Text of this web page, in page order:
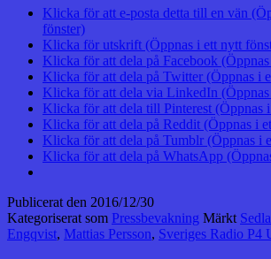
Klicka för att e-posta detta till en vän
fönster)
Klicka för utskrift (Öppnas i ett nytt
Klicka för att dela på Facebook
Klicka för att dela på Twitter (Öppnas i
Klicka för att dela via LinkedIn
Klicka för att dela till Pinterest (Öppnas
Klicka för att dela på Reddit (Öppnas i
Klicka för att dela på Tumblr (Öppnas i
Klicka för att dela på WhatsApp
Publicerat den 2016/12/30
Kategoriserat som Pressbevakning Märkt
Engqvist, Mattias Persson, Sveriges Radio P4